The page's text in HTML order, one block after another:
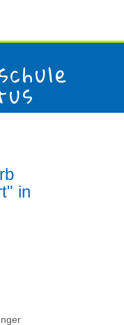
in